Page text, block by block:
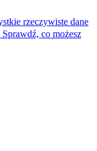
rzeczywiste dane
co możesz